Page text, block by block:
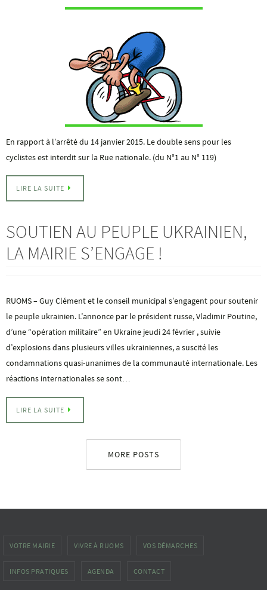
En rapport à l’arrêté du 14 janvier 2015. Le double sens pour les
cyclistes est interdit sur la Rue nationale. (du N°1 au N° 119)
LIRE LA SUITE
SOUTIEN AU PEUPLE UKRAINIEN,
LA MAIRIE S’ENGAGE !
RUOMS – Guy Clément et le conseil municipal s’engagent pour soutenir
le peuple ukrainien. L’annonce par le président russe, Vladimir Poutine,
d’une “opération militaire” en Ukraine jeudi 24 février , suivie
d’explosions dans plusieurs villes ukrainiennes, a suscité les
condamnations quasi-unanimes de la communauté internationale. Les
réactions internationales se sont…
LIRE LA SUITE
MORE POSTS
VOTRE MAIRIE VIVRE À RUOMS VOS DÉMARCHES
INFOS PRATIQUES AGENDA CONTACT